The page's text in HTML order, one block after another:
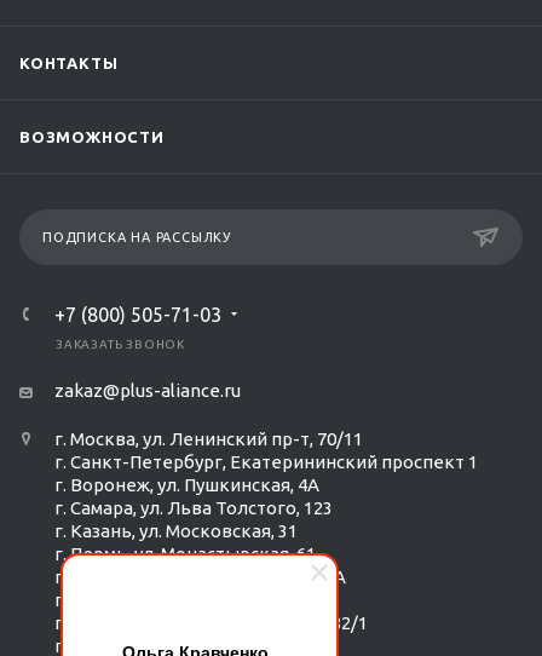
Ольга Кравченко
КОНТАКТЫ
ВОЗМОЖНОСТИ
ПОДПИСКА НА РАССЫЛКУ
+7 (800) 505-71-03
ЗАКАЗАТЬ ЗВОНОК
zakaz@plus-aliance.ru
г. Москва, ул. Ленинский пр-т, 70/11
г. Санкт-Петербург, Екатерининский проспект 1
г. Воронеж, ул. Пушкинская, 4А
г. Самара, ул. Льва Толстого, 123
г. Казань, ул. Московская, 31
г. Пермь, ул. Монастырская, 61
г. Екатеринбург, ул. Радищева 6А
г. Тюмень, ул. Республики 252/6
г. Новосибирск, Красный пр-т, 182/1
г. Омск, ул. ​Гагарина, 14